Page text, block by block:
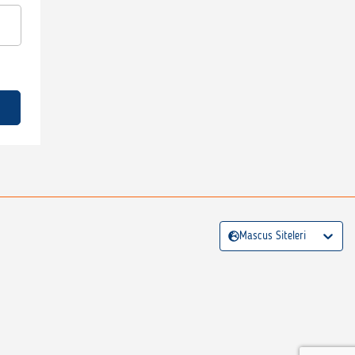
Mascus Siteleri